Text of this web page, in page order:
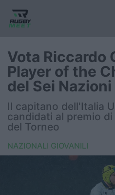
Nazionale
Nazionali giovanili
Rugby Sevens
FIR
Vota Riccardo
Player of the
del Sei
Il capitano dell'Italia
candidati al premio
del Torneo
NAZIONALI GIOVANILI